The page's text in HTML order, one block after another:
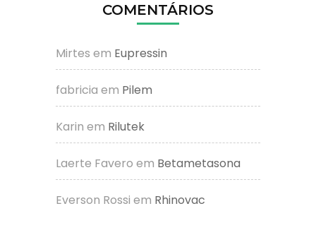
COMENTÁRIOS
Mirtes em Eupressin
fabricia em Pilem
Karin em Rilutek
Laerte Favero em Betametasona
Everson Rossi em Rhinovac